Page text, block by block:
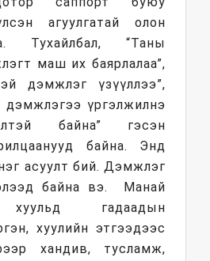
агуулгатай олон
Тухайлбал, “Таны
маш их баярлалаа”,
дэмжлэг үзүүллээ”,
үргэлжилнэ
байна” гэсэн
байна. Энд
асуулт бий. Дэмжлэг
байна вэ. Манай
хуульд гадаадын
хуулийн этгээдээс
хандив, тусламж,